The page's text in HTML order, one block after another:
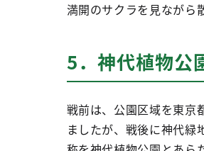
満開のサクラを見ながら
5．神代植物公
戦前は、公園区域を東京
ましたが、戦後に神代緑